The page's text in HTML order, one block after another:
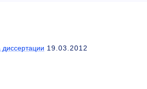
19.03.2012